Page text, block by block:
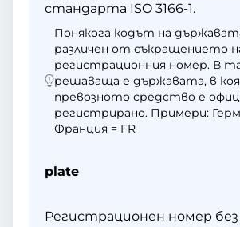
стандарта ISO 3166-1.
Понякога кодът на
различен от съкращението
регистрационния номер. В
решаваща е държавата, в
превозното средство е
регистрирано. Примери:
Франция = FR
plate
Регистрационен номер без